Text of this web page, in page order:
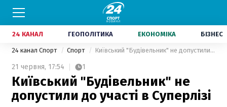
24 КАНАЛ ГЕОПОЛІТИКА ЕКОНОМІКА БІЗНЕС
24 канал Спорт Спорт Київський "Будівельник" не допустили до участі в Суперлізі
21 червня, 17:54 1
Київський "Будівельник" не
допустили до участі в Суперлізі